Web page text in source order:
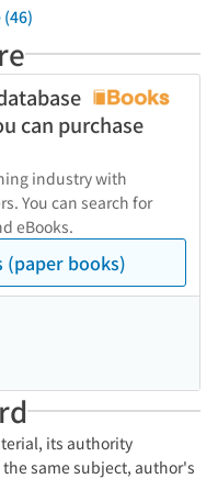
can purchase
industry with
You can search for
eBooks.
(paper books)
its authority
same subject, author's